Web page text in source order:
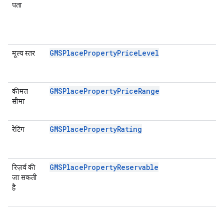
पता
मूल्य स्तर GMSPlacePropertyPriceLevel
कीमत
सीमा
GMSPlacePropertyPriceRange
रेटिंग GMSPlacePropertyRating
रिज़र्व की
जा सकती
है
GMSPlacePropertyReservable